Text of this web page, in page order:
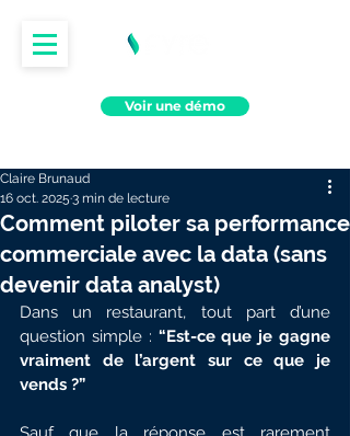
Voir une démo
Comment piloter sa performance
commerciale avec la data (sans
devenir data analyst)
Claire Brunaud
16 oct. 2025 3 min de lecture
Dans un restaurant, tout part d’une
question simple : “Est-ce que je gagne
vraiment de l’argent sur ce que je
vends ?”